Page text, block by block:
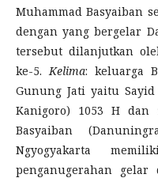
Muhammad Basyaiban
dengan yang bergelar
tersebut dilanjutkan
ke-5. Kelima: keluarga
Gunung Jati yaitu Sayid
Kanigoro) 1053 H
Basyaiban
Ngyogyakarta
penganugerahan